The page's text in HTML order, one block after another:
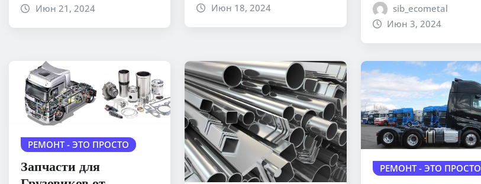
Июн 21, 2024
Июн 18, 2024
sib_ecometal
Июн 3, 2024
РЕМОНТ - ЭТО ПРОСТО
Запчасти для
РЕМОНТ - ЭТО ПРОСТО